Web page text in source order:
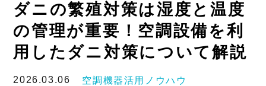
ダニの繁殖対策は湿度と温度
の管理が重要！空調設備を利
用したダニ対策について解説
2026.03.06 空調機器活用ノウハウ